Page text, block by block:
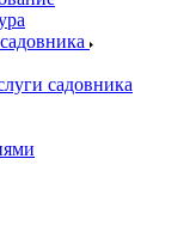
садовника